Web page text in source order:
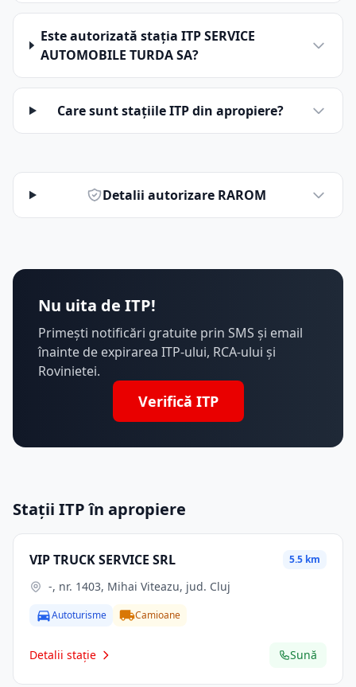
Este autorizată stația ITP SERVICE
AUTOMOBILE TURDA SA?
Care sunt stațiile ITP din apropiere?
Detalii autorizare RAROM
Nu uita de ITP!
Primești notificări gratuite prin SMS și email
înainte de expirarea ITP-ului, RCA-ului și
Rovinietei.
Verifică ITP
Stații ITP în apropiere
VIP TRUCK SERVICE SRL 5.5 km
-, nr. 1403, Mihai Viteazu, jud. Cluj
Autoturisme Camioane
Detalii stație Sună